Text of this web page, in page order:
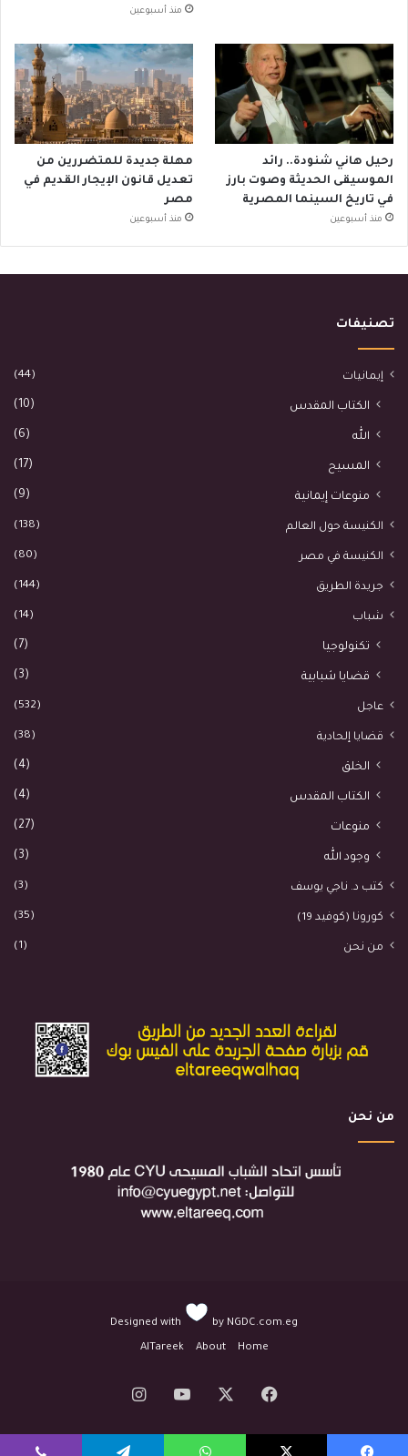
منذ أسبوعين
رحيل هاني شنودة.. رائد
الموسيقى الحديثة وصوت بارز
في تاريخ السينما المصرية
منذ أسبوعين
مهلة جديدة للمتضررين من
تعديل قانون الإيجار القديم في
مصر
منذ أسبوعين
تصنيفات
إيمانيات (44)
الكتاب المقدس (10)
الله (6)
المسيح (17)
منوعات إيمانية (9)
الكنيسة حول العالم (138)
الكنيسة في مصر (80)
جريدة الطريق (144)
شباب (14)
تكنولوجيا (7)
قضايا شبابية (3)
عاجل (532)
قضايا إلحادية (38)
الخلق (4)
الكتاب المقدس (4)
منوعات (27)
وجود الله (3)
كتب د. ناجي يوسف (3)
كورونا (كوفيد 19) (35)
من نحن (1)
من نحن
Designed with by NGDC.com.eg
Home
About
AlTareek
فيسبوك ‫YouTube